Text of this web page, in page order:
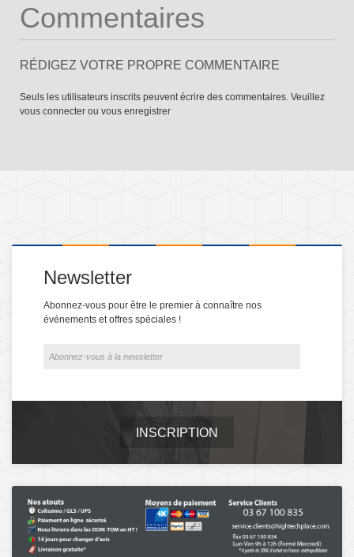
Commentaires
RÉDIGEZ VOTRE PROPRE COMMENTAIRE
Seuls les utilisateurs inscrits peuvent écrire des commentaires. Veuillez
vous connecter ou vous enregistrer
Newsletter
Abonnez-vous pour être le premier à connaître nos
événements et offres spéciales !
INSCRIPTION